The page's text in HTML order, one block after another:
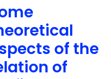
of the
of